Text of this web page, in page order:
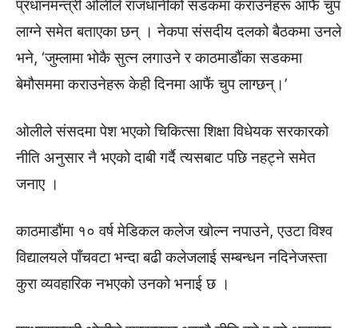
प्रधानमन्त्री ओलीले राजधानीको सडकमा कराउनेहरू आफै चुप
लाग्ने समेत बताएका छन् । नेकपा संसदीय दलको बैठकमा उनले
भने, ‘जुम्लामा भोकै सुत्न लगाउने र काठमाडौंका सडकमा
बेमौसममा कराउनेहरू केही दिनमा आफैं चुप लाग्छन्।’
ओलीले संसदमा पेश भएको चिकित्सा शिक्षा विधेयक सरकारको
नीति अनुसार नै भएको दाबी गर्दै त्यसबाट पछि नहट्ने समेत
जनाए ।
काठमाडौंमा १० वर्ष मेडिकल कलेज खोल्न नपाउने, एउटा विश्व
विद्यालयले पाँचवटा भन्दा बढी कलेजलाई सम्बन्धन नदिनेजस्ता
कुरा व्यवहारिक नभएको उनको भनाई छ ।